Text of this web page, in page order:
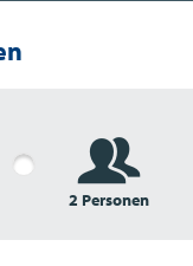
2 Personen